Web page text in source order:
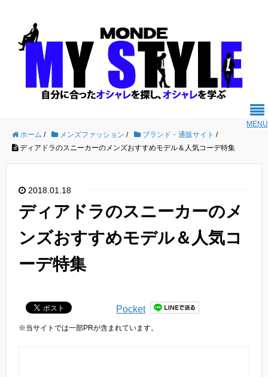
MENU
ホーム / メンズファッション / ブランド・通販サイト /
ディアドラのスニーカーのメンズおすすめモデル＆人気コーデ特集
2018.01.18
ディアドラのスニーカーのメ
ンズおすすめモデル＆人気コ
ーデ特集
Pocket
※当サイトでは一部PRが含まれています。